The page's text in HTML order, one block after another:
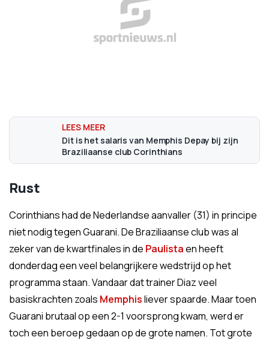
Dit is het salaris van Memphis Depay bij zijn
Braziliaanse club Corinthians
Rust
Corinthians had de Nederlandse aanvaller (31) in principe
niet nodig tegen Guarani. De Braziliaanse club was al
zeker van de kwartfinales in de Paulistaen heeft
donderdag een veel belangrijkere wedstrijd op het
programma staan. Vandaar dat trainer Diaz veel
basiskrachten zoals Memphisliever spaarde. Maar toen
Guarani brutaal op een 2-1 voorsprong kwam, werd er
toch een beroep gedaan op de grote namen. Tot grote